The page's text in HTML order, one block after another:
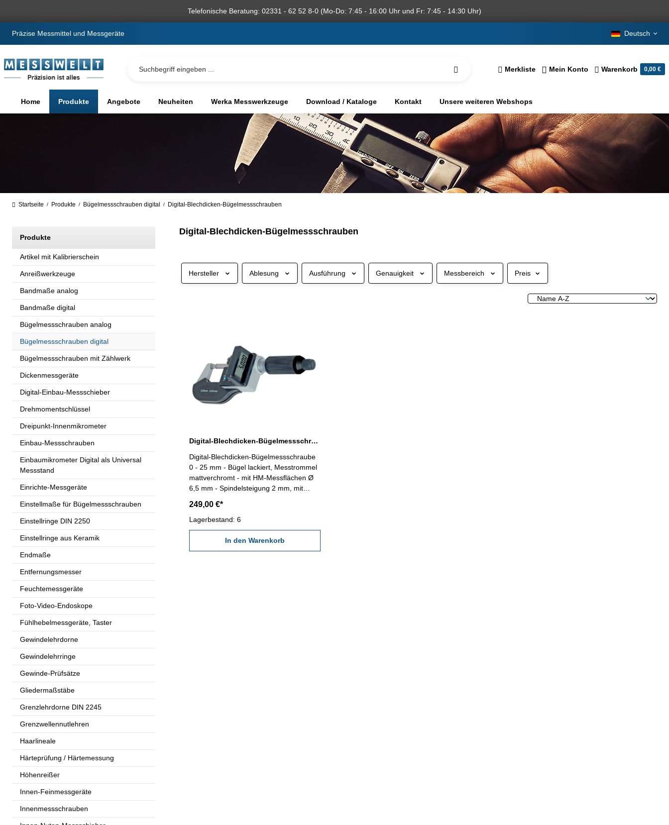
Telefonische Beratung: 02331 - 62 52 8-0 (Mo-Do: 7:45 - 16:00 Uhr und Fr: 7:45 - 14:30 Uhr)
Präzise Messmittel und Messgeräte Deutsch
Merkliste Mein Konto Warenkorb 0,00 €
Home Produkte Angebote Neuheiten Werka Messwerkzeuge Download / Kataloge Kontakt Unsere weiteren Webshops
Startseite / Produkte / Bügelmessschrauben digital / Digital-Blechdicken-Bügelmessschrauben
Produkte
Artikel mit Kalibrierschein
Anreißwerkzeuge
Bandmaße analog
Bandmaße digital
Bügelmessschrauben analog
Bügelmessschrauben digital
Bügelmessschrauben mit Zählwerk
Dickenmessgeräte
Digital-Einbau-Messschieber
Drehmomentschlüssel
Dreipunkt-Innenmikrometer
Einbau-Messschrauben
Einbaumikrometer Digital als Universal
Messstand
Einrichte-Messgeräte
Einstellmaße für Bügelmessschrauben
Einstellringe DIN 2250
Einstellringe aus Keramik
Endmaße
Entfernungsmesser
Feuchtemessgeräte
Foto-Video-Endoskope
Fühlhebelmessgeräte, Taster
Gewindelehrdorne
Gewindelehrringe
Gewinde-Prüfsätze
Gliedermaßstäbe
Grenzlehrdorne DIN 2245
Grenzwellennutlehren
Haarlineale
Härteprüfung / Härtemessung
Höhenreißer
Innen-Feinmessgeräte
Innenmessschrauben
Digital-Blechdicken-Bügelmessschrauben
Hersteller Ablesung Ausführung Genauigkeit Messbereich Preis
Digital-Blechdicken-Bügelmessschraube 0 - 25 mm, DIN 863
Digital-Blechdicken-Bügelmessschraube
0 - 25 mm - Bügel lackiert, Messtrommel
mattverchromt - mit HM-Messflächen Ø
6,5 mm - Spindelsteigung 2 mm, mit
ON/OFF-, ABS/INC-, SET- und UNIT-
Taste - Ablesung 0,001 mm, Genauigkeit
DIN 863 - im Behältnis/Kasten
Messbereich 0 - 25 mm
249,00 €*
Lagerbestand: 6
In den Warenkorb